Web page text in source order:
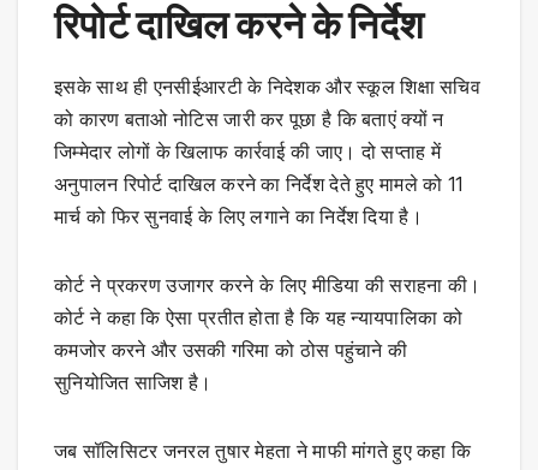
रिपोर्ट दाखिल करने के निर्देश
इसके साथ ही एनसीईआरटी के निदेशक और स्कूल शिक्षा सचिव
को कारण बताओ नोटिस जारी कर पूछा है कि बताएं क्यों न
जिम्मेदार लोगों के खिलाफ कार्रवाई की जाए। दो सप्ताह में
अनुपालन रिपोर्ट दाखिल करने का निर्देश देते हुए मामले को 11
मार्च को फिर सुनवाई के लिए लगाने का निर्देश दिया है।
कोर्ट ने प्रकरण उजागर करने के लिए मीडिया की सराहना की।
कोर्ट ने कहा कि ऐसा प्रतीत होता है कि यह न्यायपालिका को
कमजोर करने और उसकी गरिमा को ठोस पहुंचाने की
सुनियोजित साजिश है।
जब सॉलिसिटर जनरल तुषार मेहता ने माफी मांगते हुए कहा कि